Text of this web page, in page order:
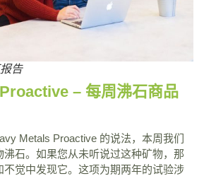
告
– 每周沸石商品
Metals Proactive 的说法，本周我们
石。如果您从未听说过这种矿物，那
不觉中发现它。这项为期两年的试验涉